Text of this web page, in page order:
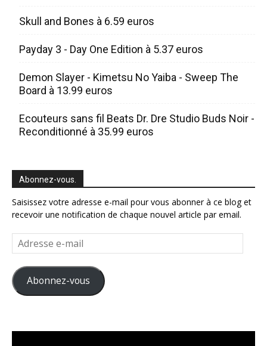
Skull and Bones à 6.59 euros
Payday 3 - Day One Edition à 5.37 euros
Demon Slayer - Kimetsu No Yaiba - Sweep The
Board à 13.99 euros
Ecouteurs sans fil Beats Dr. Dre Studio Buds Noir -
Reconditionné à 35.99 euros
Abonnez-vous.
Saisissez votre adresse e-mail pour vous abonner à ce blog et
recevoir une notification de chaque nouvel article par email.
Adresse
e-
mail
Abonnez-vous